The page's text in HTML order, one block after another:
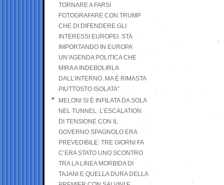
TORNARE A FARSI
FOTOGRAFARE CON TRUMP
CHE DI DIFENDERE GLI
INTERESSI EUROPEI. STA
IMPORTANDO IN EUROPA
UN’AGENDA POLITICA CHE
MIRA A INDEBOLIRLA
DALL’INTERNO. MA È RIMASTA
PIUTTOSTO ISOLATA”
MELONI SI È INFILATA DA SOLA
NEL TUNNEL. L’ESCALATION
DI TENSIONE CON IL
GOVERNO SPAGNOLO ERA
PREVEDIBILE: TRE GIORNI FA
C’ERA STATO UNO SCONTRO
TRA LA LINEA MORBIDA DI
TAJANI E QUELLA DURA DELLA